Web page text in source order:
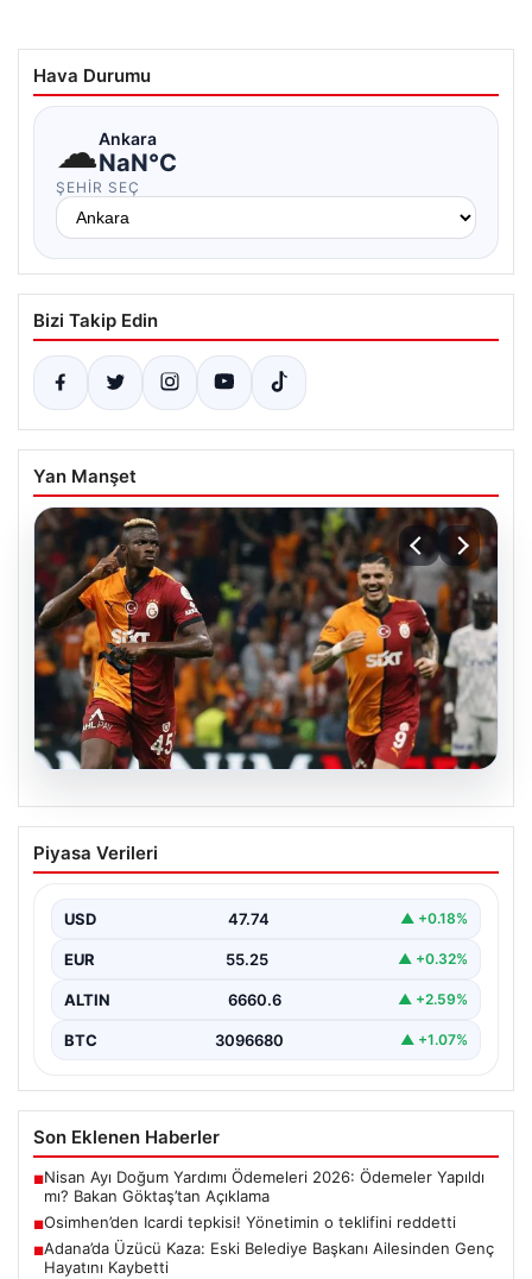
Hava Durumu
☁Ankara
NaN°C
ŞEHIR SEÇ
Bizi Takip Edin
Yan Manşet
Osimhen’den Icardi tepkisi! Yönetimin o
teklifini reddetti
Piyasa Verileri
USD 47.74 ▲ +0.18%
EUR 55.25 ▲ +0.32%
ALTIN 6660.6 ▲ +2.59%
BTC 3096680 ▲ +1.07%
Son Eklenen Haberler
■Nisan Ayı Doğum Yardımı Ödemeleri 2026: Ödemeler Yapıldı
mı? Bakan Göktaş’tan Açıklama
■Osimhen’den Icardi tepkisi! Yönetimin o teklifini reddetti
■Adana’da Üzücü Kaza: Eski Belediye Başkanı Ailesinden Genç
Hayatını Kaybetti